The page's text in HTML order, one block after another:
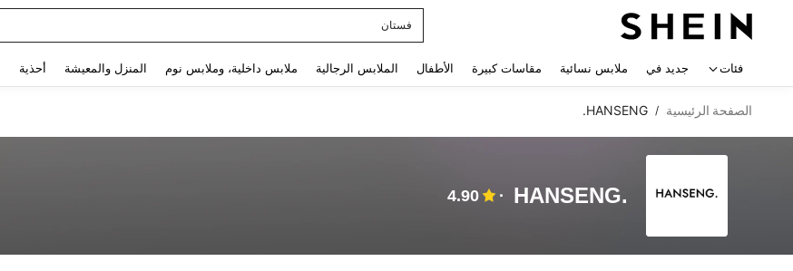
فستان
فئات جديد في ملابس نسائية مقاسات كبيرة الأطفال الملابس الرجالية ملابس داخلية، وملابس نوم المنزل والمعيشة أحذية
الصفحة الرئيسية /
HANSENG.
HANSENG.
4.90